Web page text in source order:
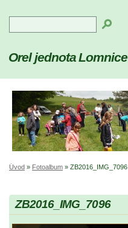
Orel jednota Lomnice
Úvod » Fotoalbum » ZB2016_IMG_7096
ZB2016_IMG_7096